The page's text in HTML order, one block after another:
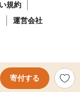
寄付する
規約
運営会社